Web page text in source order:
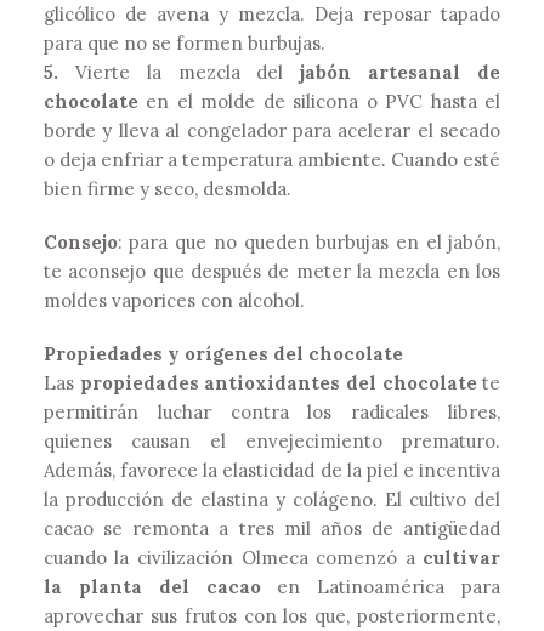
glicólico de avena y mezcla. Deja reposar tapado
para que no se formen burbujas.
5. Vierte la mezcla deljabón artesanal de
chocolateen el molde de silicona o PVC hasta el
borde y lleva al congelador para acelerar el secado
o deja enfriar a temperatura ambiente. Cuando esté
bien firme y seco, desmolda.
Consejo: para que no queden burbujas en el jabón,
te aconsejo que después de meter la mezcla en los
moldes vaporices con alcohol.
Propiedades y orígenes del chocolate
Las propiedades antioxidantes del chocolatete
permitirán luchar contra los radicales libres,
quienes causan el envejecimiento prematuro.
Además, favorece la elasticidad de la piel e incentiva
la producción de elastina y colágeno. El cultivo del
cacao se remonta a tres mil años de antigüedad
cuando la civilización Olmeca comenzó a cultivar
la planta del cacaoen Latinoamérica para
aprovechar sus frutos con los que, posteriormente,